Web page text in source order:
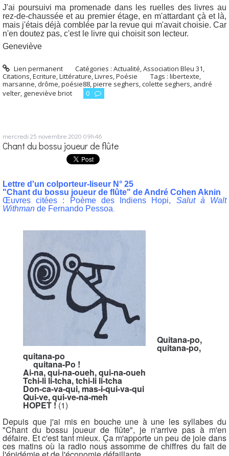
J'ai poursuivi ma promenade dans les ruelles des livres au
rez-de-chaussée et au premier étage, en m'attardant çà et là,
mais j'étais déjà comblée par la revue qui m'avait choisie. Car
n'en doutez pas, c'est le livre qui choisit son lecteur.
Geneviève
Lien permanent Catégories :Actualité,Association Bleu 31,
Citations,Ecriture,Littérature,Livres,Poésie Tags : libertexte,
marsanne, drôme,poésie88,pierre seghers,colette seghers, andré
velter, geneviève briot 0
mercredi 25 novembre 2020 09h46
Chant du bossu joueur de flûte
Lettre d'un colporteur-liseur N° 25
"Chant du bossu joueur de flûte" de André Cohen Aknin
Œuvres citées : Poème des Indiens Hopi, Salut à Walt
Withman de Fernando Pessoa.
Quitana-po,
quitana-po,
quitana-po
quitana-Po !
Ai-na, qui-na-oueh, qui-na-oueh
Tchi-li li-tcha, tchi-li li-tcha
Don-ca-va-qui, mas-i-qui-va-qui
Qui-ve, qui-ve-na-meh
HOPET !(1)
Depuis que j'ai mis en bouche une à une les syllabes du
"Chant du bossu joueur de flûte", je n'arrive pas à m'en
défaire. Et c'est tant mieux. Ça m'apporte un peu de joie dans
ces matins où la radio nous assomme de chiffres du fait de